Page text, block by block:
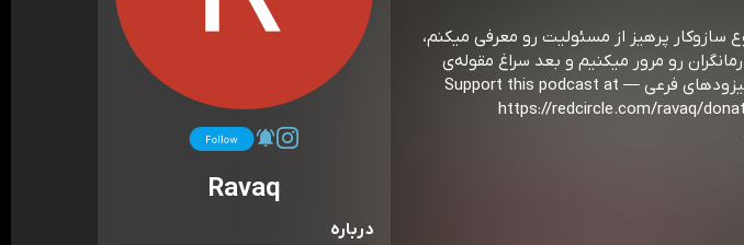
سازوکار پرهیز از مسئولیت رو معرفی میکنم،
رو مرور میکنیم و بعد سراغ مقوله‌ی
گروه‌درمانی میریمتهیه‌ی اپیزودهای فرعی Support this podcast at —
https://redcircle.com/ravaq/
Ravaq
درباره